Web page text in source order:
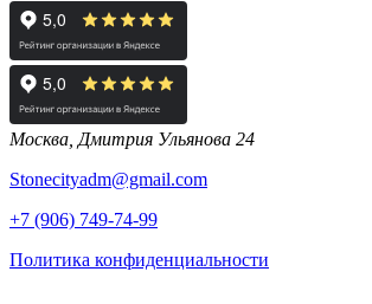
Москва, Дмитрия Ульянова 24
Stonecityadm@gmail.com
+7 (906) 749-74-99
Политика конфиденциальности